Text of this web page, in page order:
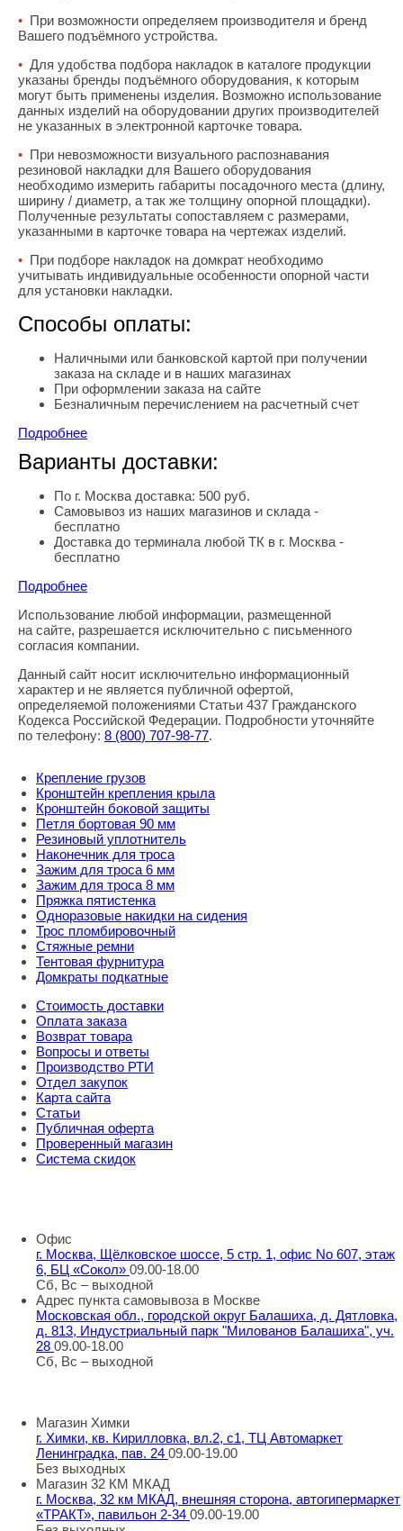
• При возможности определяем производителя и бренд
Вашего подъёмного устройства.
• Для удобства подбора накладок в каталоге продукции
указаны бренды подъёмного оборудования, к которым
могут быть применены изделия. Возможно использование
данных изделий на оборудовании других производителей
не указанных в электронной карточке товара.
• При невозможности визуального распознавания
резиновой накладки для Вашего оборудования
необходимо измерить габариты посадочного места (длину,
ширину / диаметр, а так же толщину опорной площадки).
Полученные результаты сопоставляем с размерами,
указанными в карточке товара на чертежах изделий.
• При подборе накладок на домкрат необходимо
учитывать индивидуальные особенности опорной части
для установки накладки.
Способы оплаты:
Наличными или банковской картой при получении
заказа на складе и в наших магазинах
При оформлении заказа на сайте
Безналичным перечислением на расчетный счет
Подробнее
Варианты доставки:
По г. Москва доставка: 500 руб.
Самовывоз из наших магазинов и склада -
бесплатно
Доставка до терминала любой ТК в г. Москва -
бесплатно
Подробнее
Правовая информация
Использование любой информации, размещенной
на сайте, разрешается исключительно с письменного
согласия компании.
Данный сайт носит исключительно информационный
характер и не является публичной офертой,
определяемой положениями Статьи 437 Гражданского
Кодекса Российской Федерации. Подробности уточняйте
по телефону: 8 (800) 707-98-77.
Крепление грузов
Кронштейн крепления крыла
Кронштейн боковой защиты
Петля бортовая 90 мм
Резиновый уплотнитель
Наконечник для троса
Зажим для троса 6 мм
Зажим для троса 8 мм
Пряжка пятистенка
Одноразовые накидки на сидения
Трос пломбировочный
Стяжные ремни
Тентовая фурнитура
Домкраты подкатные
Стоимость доставки
Оплата заказа
Возврат товара
Вопросы и ответы
Производство РТИ
Отдел закупок
Карта сайта
Статьи
Публичная оферта
Проверенный магазин
Система скидок
Офис
г. Москва, Щёлковское шоссе, 5 стр. 1, офис No 607, этаж
6, БЦ «Сокол» 09.00-18.00
Сб, Вс – выходной
Адрес пункта самовывоза в Москве
Московская обл., городской округ Балашиха, д. Дятловка,
д. 813, Индустриальный парк "Милованов Балашиха", уч.
28 09.00-18.00
Сб, Вс – выходной
Магазин Химки
г. Химки, кв. Кирилловка, вл.2, с1, ТЦ Автомаркет
Ленинградка, пав. 24 09.00-19.00
Без выходных
Магазин 32 КМ МКАД
г. Москва, 32 км МКАД, внешняя сторона, автогипермаркет
«ТРАКТ», павильон 2-34 09.00-19.00